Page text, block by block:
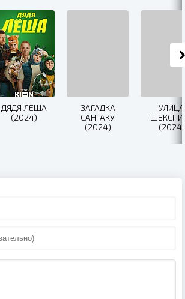
ДЯДЯ ЛЁША
(2024)
ЗАГАДКА
САНГАКУ
(2024)
УЛИЦА
(2024)